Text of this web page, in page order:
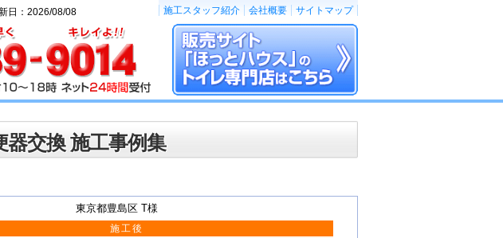
器交換 施工事例集
東京都豊島区 T様
施工後
日：2026/08/08 施工スタッフ紹介 会社概要 サイトマップ